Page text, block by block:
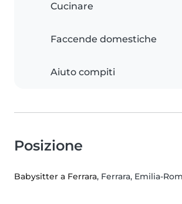
Cucinare
Faccende domestiche
Aiuto compiti
Posizione
Babysitter a Ferrara, Ferrara, Emilia-